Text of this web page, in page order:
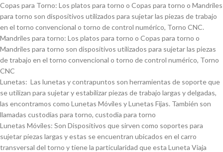
Copas para Torno: Los platos para torno o Copas para torno o Mandriles
para torno son dispositivos utilizados para sujetar las piezas de trabajo
en el torno convencional o torno de control numérico, Torno CNC.
Mandriles para torno: Los platos para torno o Copas para torno o
Mandriles para torno son dispositivos utilizados para sujetar las piezas
de trabajo en el torno convencional o torno de control numérico, Torno
CNC
Lunetas: Las lunetas y contrapuntos son herramientas de soporte que
se utilizan para sujetar y estabilizar piezas de trabajo largas y delgadas,
las encontramos como Lunetas Móviles y Lunetas Fijas. También son
llamadas custodias para torno, custodia para torno
Lunetas Móviles: Son Dispositivos que sirven como soportes para
sujetar piezas largas y estas se encuentran ubicados en el carro
transversal del torno y tiene la particularidad que esta Luneta Viaja